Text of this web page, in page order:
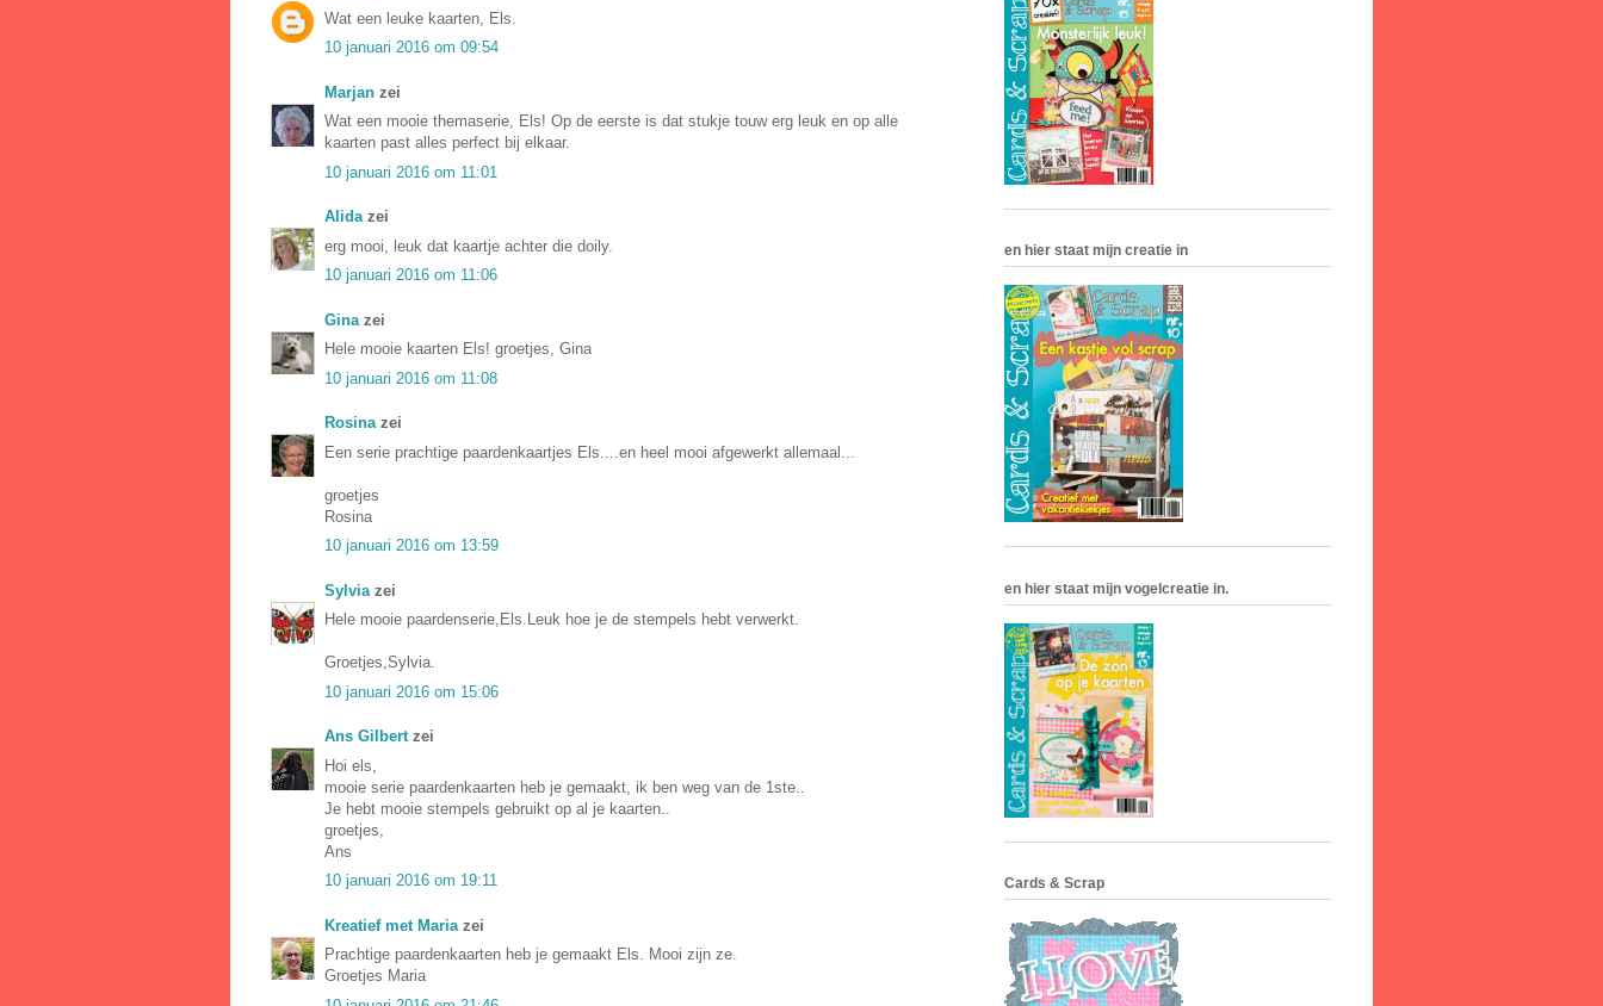
Wat een leuke kaarten, Els.
10 januari 2016 om 09:54
Marjan zei
Wat een mooie themaserie, Els! Op de eerste is dat stukje touw erg leuk en op alle
kaarten past alles perfect bij elkaar.
10 januari 2016 om 11:01
Alidazei
erg mooi, leuk dat kaartje achter die doily.
10 januari 2016 om 11:06
Gina zei
Hele mooie kaarten Els! groetjes, Gina
10 januari 2016 om 11:08
Rosinazei
Een serie prachtige paardenkaartjes Els....en heel mooi afgewerkt allemaal...
groetjes
Rosina
10 januari 2016 om 13:59
Sylvia zei
Hele mooie paardenserie,Els.Leuk hoe je de stempels hebt verwerkt.
Groetjes,Sylvia.
10 januari 2016 om 15:06
Ans Gilbert zei
Hoi els,
mooie serie paardenkaarten heb je gemaakt, ik ben weg van de 1ste..
Je hebt mooie stempels gebruikt op al je kaarten..
groetjes,
Ans
10 januari 2016 om 19:11
Kreatief met Maria zei
Prachtige paardenkaarten heb je gemaakt Els. Mooi zijn ze.
Groetjes Maria
en hier staat mijn creatie in
en hier staat mijn vogelcreatie in.
Cards & Scrap